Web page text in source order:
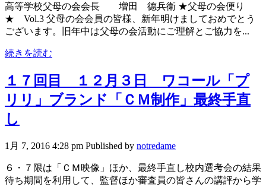
高等学校父母の会会長 増田 德兵衛 ★父母の会便り
★ Vol.3 父母の会会員の皆様、新年明けましておめでとう
ございます。旧年中は父母の会活動にご理解とご協力を...
続きを読む
１７回目 １２月３日 ワコール「プ
リリ」ブランド「ＣＭ制作」最終手直
し
1月 7, 2016 4:28 pm Published by notredame
６・７限は「ＣＭ映像」ほか、最終手直し校内選考会の結果
待ち期間を利用して、監督ほか審査員の皆さんの講評から学